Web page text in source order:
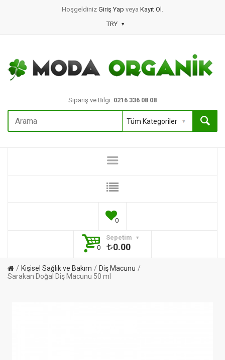
Hoşgeldiniz Giriş Yap veya Kayıt Ol .
TRY
Sipariş ve Bilgi: 0216 336 08 08
0
Sepetim
0
0.00
Kişisel Sağlık ve Bakım
Diş Macunu
Sarakan Doğal Diş Macunu 50 ml